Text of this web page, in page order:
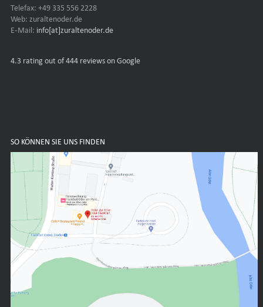
Telefax: +49 335 556 2228
Web: zuraltenoder.de
E-Mail: info[at]zuraltenoder.de
4.3 rating out of 444 reviews on Google
SO KÖNNEN SIE UNS FINDEN